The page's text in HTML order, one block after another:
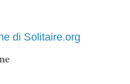
di Solitaire.org